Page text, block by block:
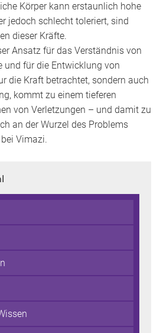
Körper kann erstaunlich hohe
jedoch schlecht toleriert, sind
dieser Kräfte.
Ansatz für das Verständnis von
und für die Entwicklung von
die Kraft betrachtet, sondern auch
kommt zu einem tieferen
von Verletzungen – und damit zu
an der Wurzel des Problems
Vimazi.